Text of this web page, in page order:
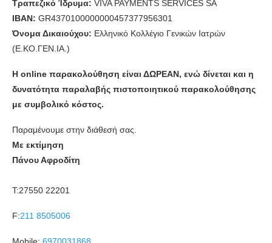
Τραπεζικό Ίδρυμα: VIVA PAYMENTS SERVICES SA
IBAN: GR4370100000000457377956301
Όνομα Δικαιούχου: Ελληνικό Κολλέγιο Γενικών Ιατρών
(Ε.ΚΟ.ΓΕΝ.ΙΑ.)
Η online παρακολούθηση είναι ΔΩΡΕΑΝ, ενώ δίνεται και η
δυνατότητα παραλαβής πιστοποιητικού παρακολούθησης
με συμβολικό κόστος.
Παραμένουμε στην διάθεσή σας.
Με εκτίμηση
Πάνου Αφροδίτη
T:27550 22201
F:211 8505006